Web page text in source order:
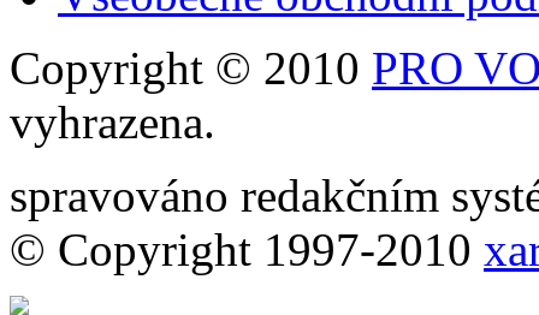
Copyright © 2010 PRO
vyhrazena.
spravováno redakčním
© Copyright 1997-2010